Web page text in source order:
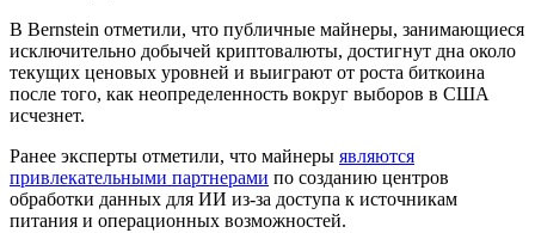
В Bernstein отметили, что публичные майнеры, занимающиеся
исключительно добычей криптовалюты, достигнут дна около
текущих ценовых уровней и выиграют от роста биткоина
после того, как неопределенность вокруг выборов в США
исчезнет.
Ранее эксперты отметили, что майнеры являются
привлекательными партнерами по созданию центров
обработки данных для ИИ из-за доступа к источникам
питания и операционных возможностей.